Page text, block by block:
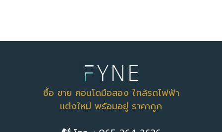
ซื้อ ขาย คอนโดมือสอง ใกล้รถไฟฟ้า
แต่งใหม่ พร้อมอยู่ ราคาถูก